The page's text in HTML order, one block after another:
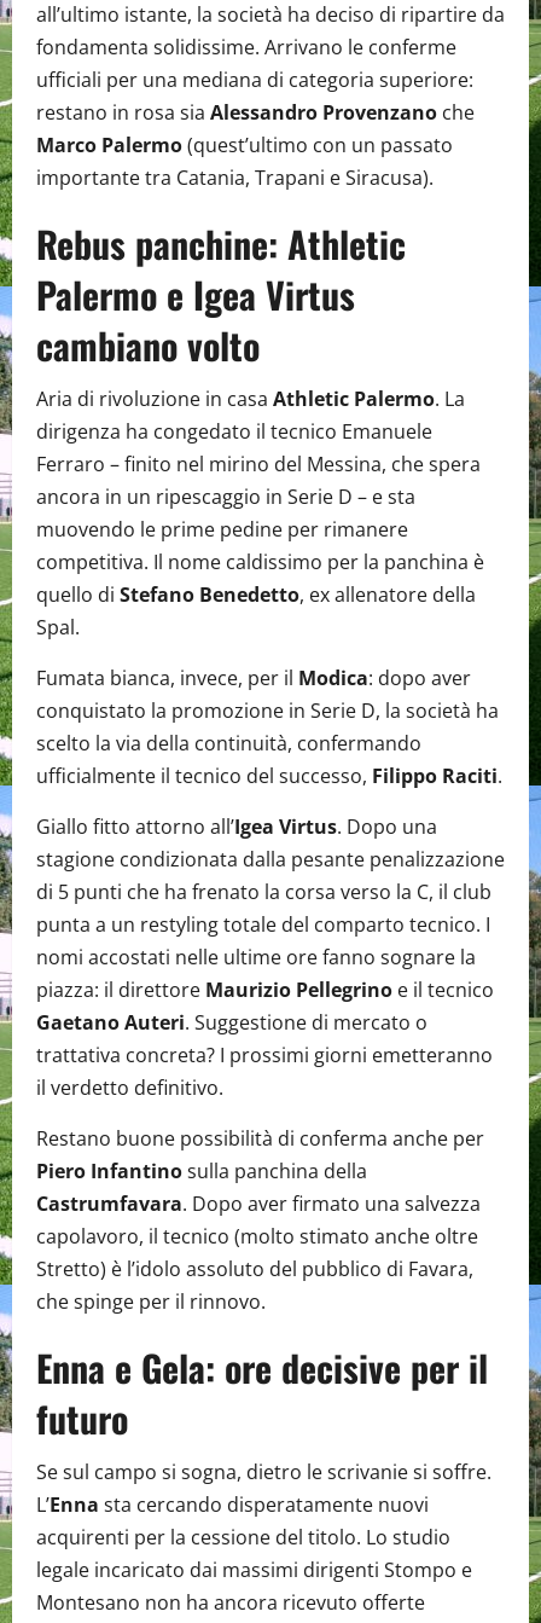
all’ultimo istante, la società ha deciso di ripartire da
fondamenta solidissime. Arrivano le conferme
ufficiali per una mediana di categoria superiore:
restano in rosa sia Alessandro Provenzano che
Marco Palermo(quest’ultimo con un passato
importante tra Catania, Trapani e Siracusa).
Rebus panchine: Athletic
Palermo e Igea Virtus
cambiano volto
Aria di rivoluzione in casa Athletic Palermo. La
dirigenza ha congedato il tecnico Emanuele
Ferraro – finito nel mirino del Messina, che spera
ancora in un ripescaggio in Serie D – e sta
muovendo le prime pedine per rimanere
competitiva. Il nome caldissimo per la panchina è
quello di Stefano Benedetto, ex allenatore della
Spal.
Fumata bianca, invece, per il Modica: dopo aver
conquistato la promozione in Serie D, la società ha
scelto la via della continuità, confermando
ufficialmente il tecnico del successo, Filippo Raciti.
Giallo fitto attorno all’Igea Virtus. Dopo una
stagione condizionata dalla pesante penalizzazione
di 5 punti che ha frenato la corsa verso la C, il club
punta a un restyling totale del comparto tecnico. I
nomi accostati nelle ultime ore fanno sognare la
piazza: il direttore Maurizio Pellegrino e il tecnico
Gaetano Auteri. Suggestione di mercato o
trattativa concreta? I prossimi giorni emetteranno
il verdetto definitivo.
Restano buone possibilità di conferma anche per
Piero Infantinosulla panchina della
Castrumfavara. Dopo aver firmato una salvezza
capolavoro, il tecnico (molto stimato anche oltre
Stretto) è l’idolo assoluto del pubblico di Favara,
che spinge per il rinnovo.
Enna e Gela: ore decisive per il
futuro
Se sul campo si sogna, dietro le scrivanie si soffre.
L’Enna sta cercando disperatamente nuovi
acquirenti per la cessione del titolo. Lo studio
legale incaricato dai massimi dirigenti Stompo e
Montesano non ha ancora ricevuto offerte